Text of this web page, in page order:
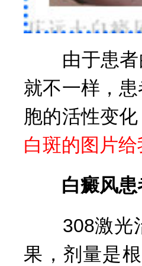
由于患者的
就不一样，
胞的活性变
白斑的图片
白癜风患
308激光治
果，剂量是